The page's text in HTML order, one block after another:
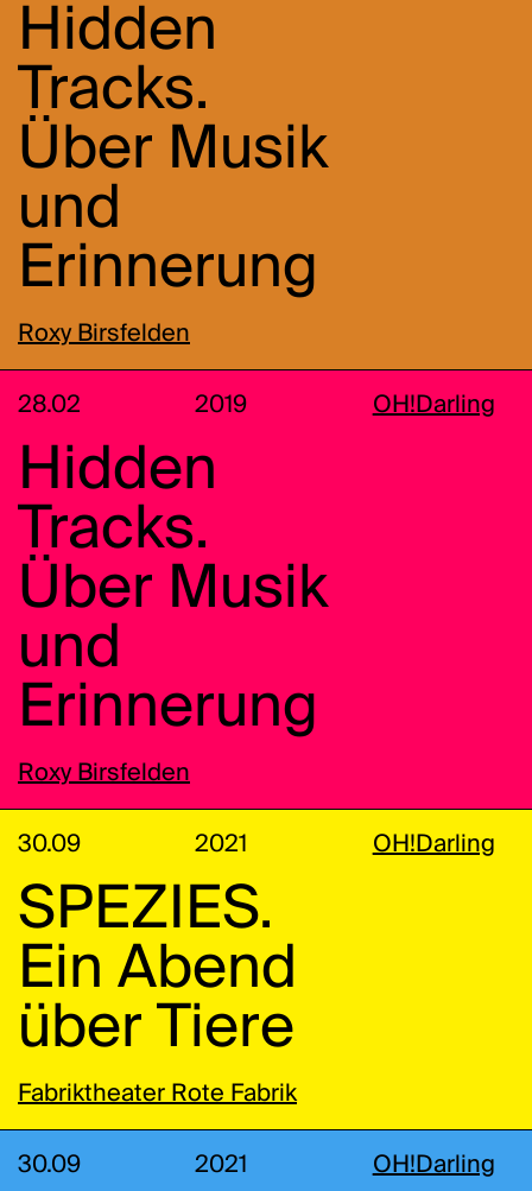
Hidden
Tracks.
Über Musik
und
Erinnerung
Roxy Birsfelden
28.02 2019 OH!Darling
Hidden
Tracks.
Über Musik
und
Erinnerung
Roxy Birsfelden
30.09 2021 OH!Darling
SPEZIES.
Ein Abend
über Tiere
Fabriktheater Rote Fabrik
30.09 2021 OH!Darling